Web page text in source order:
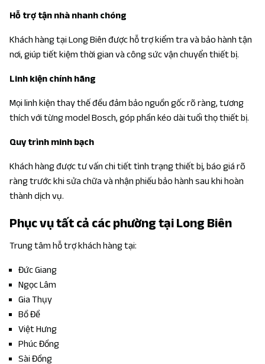
Hỗ trợ tận nhà nhanh chóng
Khách hàng tại Long Biên được hỗ trợ kiểm tra và bảo hành tận
nơi, giúp tiết kiệm thời gian và công sức vận chuyển thiết bị.
Linh kiện chính hãng
Mọi linh kiện thay thế đều đảm bảo nguồn gốc rõ ràng, tương
thích với từng model Bosch, góp phần kéo dài tuổi thọ thiết bị.
Quy trình minh bạch
Khách hàng được tư vấn chi tiết tình trạng thiết bị, báo giá rõ
ràng trước khi sửa chữa và nhận phiếu bảo hành sau khi hoàn
thành dịch vụ.
Phục vụ tất cả các phường tại Long Biên
Trung tâm hỗ trợ khách hàng tại:
Đức Giang
Ngọc Lâm
Gia Thụy
Bồ Đề
Việt Hưng
Phúc Đồng
Sài Đồng